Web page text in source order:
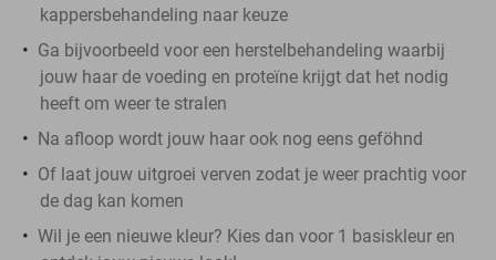
kappersbehandeling naar keuze
Ga bijvoorbeeld voor een herstelbehandeling waarbij
jouw haar de voeding en proteïne krijgt dat het nodig
heeft om weer te stralen
Na afloop wordt jouw haar ook nog eens geföhnd
Of laat jouw uitgroei verven zodat je weer prachtig voor
de dag kan komen
Wil je een nieuwe kleur? Kies dan voor 1 basiskleur en